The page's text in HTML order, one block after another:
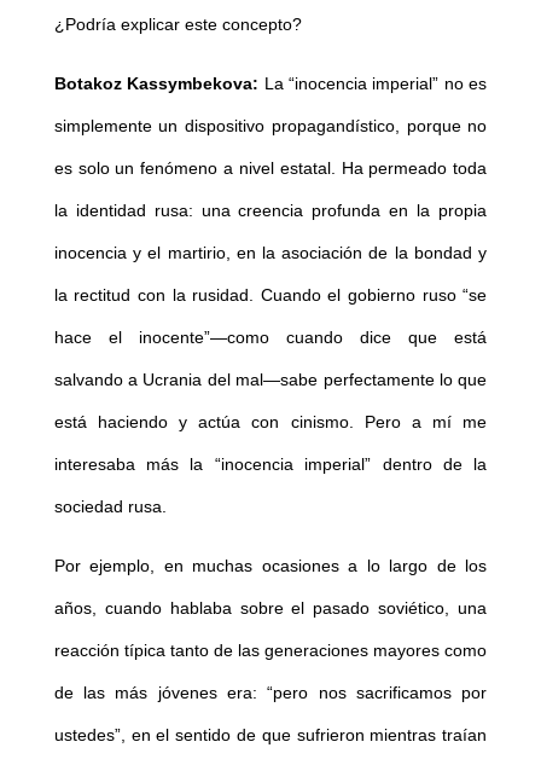
¿Podría explicar este concepto?
Botakoz Kassymbekova: La “inocencia imperial” no es
simplemente un dispositivo propagandístico, porque no
es solo un fenómeno a nivel estatal. Ha permeado toda
la identidad rusa: una creencia profunda en la propia
inocencia y el martirio, en la asociación de la bondad y
la rectitud con la rusidad. Cuando el gobierno ruso “se
hace el inocente”—como cuando dice que está
salvando a Ucrania del mal—sabe perfectamente lo que
está haciendo y actúa con cinismo. Pero a mí me
interesaba más la “inocencia imperial” dentro de la
sociedad rusa.
Por ejemplo, en muchas ocasiones a lo largo de los
años, cuando hablaba sobre el pasado soviético, una
reacción típica tanto de las generaciones mayores como
de las más jóvenes era: “pero nos sacrificamos por
ustedes”, en el sentido de que sufrieron mientras traían